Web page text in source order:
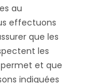
au
effectuons
que les
les
permet et que
indiquées